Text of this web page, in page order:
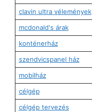
clavin ultra vélemények
mcdonald's árak
konténerház
szendvicspanel ház
mobilház
célgép
célgép tervezés